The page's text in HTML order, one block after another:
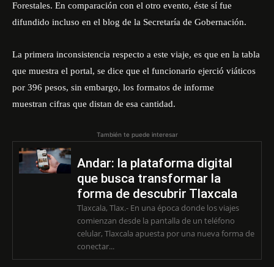
Forestales. En comparación con el otro evento, éste sí fue
difundido incluso en el blog de la Secretaría de Gobernación.
La primera inconsistencia respecto a este viaje, es que en la tabla
que muestra el portal, se dice que el funcionario ejerció viáticos
por 396 pesos, sin embargo, los formatos de informe
muestran cifras que distan de esa cantidad.
También te puede interesar
Andar: la plataforma digital
que busca transformar la
forma de descubrir Tlaxcala
Tlaxcala, Tlax.- En una época donde los viajes
comienzan desde la pantalla de un teléfono
celular, Tlaxcala apuesta por una nueva forma de
conectar...